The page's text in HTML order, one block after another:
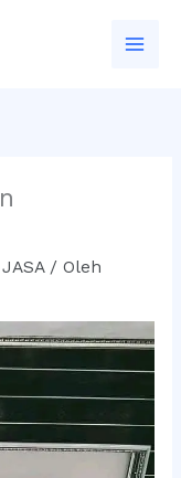
/ Oleh